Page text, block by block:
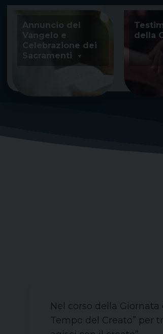
Skip
content
Annuncio del
Vangelo e
Celebrazione dei
Sacramenti
della
Nel corso della
Tempo del Creato” per